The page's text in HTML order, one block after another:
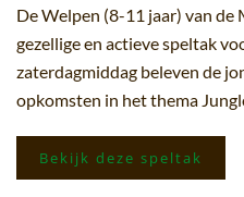
De Welpen (8-11 jaar) van de
gezellige en actieve speltak
zaterdagmiddag beleven de
opkomsten in het thema
Bekijk deze speltak